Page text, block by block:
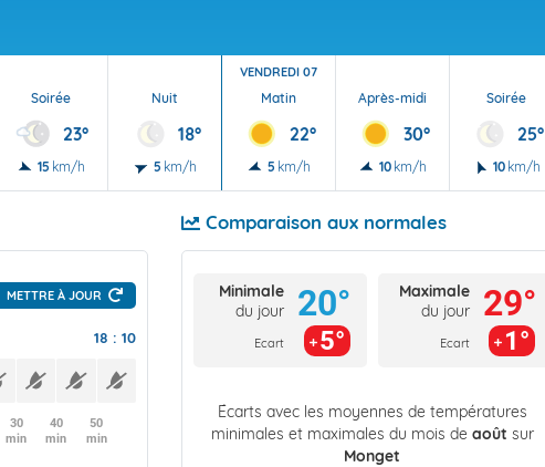
Soirée
23°
15 km/h
Nuit
18°
5 km/h
VENDREDI 07
Matin
22°
5 km/h
Après-midi
30°
10 km/h
Soirée
25°
10 km/h
METTRE À JOUR
18 : 10
30
min
40
min
50
min
Comparaison aux normales
Minimale
du jour
Ecart
20°
5°
Maximale
du jour
Ecart
29°
1°
Écarts avec les moyennes de températures
minimales et maximales du mois de août sur
Monget